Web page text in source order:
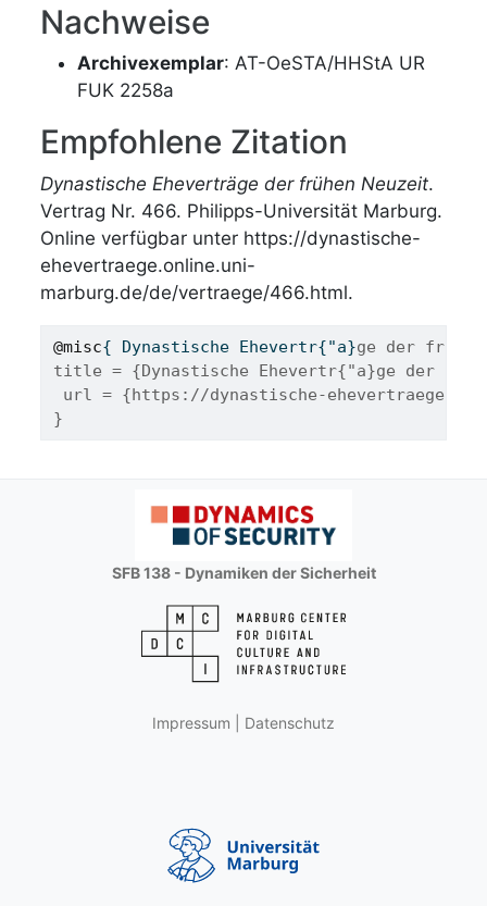
Nachweise
Archivexemplar: AT-OeSTA/HHStA UR
FUK 2258a
Empfohlene Zitation
Dynastische Eheverträge der frühen Neuzeit.
Vertrag Nr. 466. Philipps-Universität Marburg.
Online verfügbar unter https://dynastische-
ehevertraege.online.uni-
marburg.de/de/vertraege/466.html.
@misc{ Dynastische Ehevertr{"a}ge der
title = {Dynastische Ehevertr{"a}ge der
url = {https://dynastische-
}
SFB 138 - Dynamiken der Sicherheit
Impressum Datenschutz